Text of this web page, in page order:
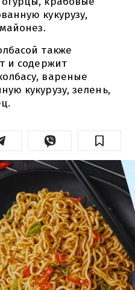
кукурузу,
также
и содержит
вареные
кукурузу, зелень,